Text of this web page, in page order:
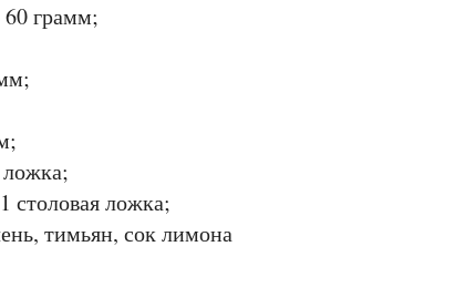
60 грамм;
столовая ложка;
тимьян, сок лимона